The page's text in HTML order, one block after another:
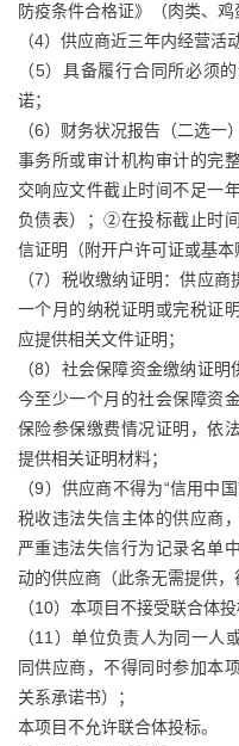
防疫条件合格证》（肉类、鸡
（4）供应商近三年内经营活
（5）具备履行合同所必须
诺；
（6）财务状况报告（二选
事务所或审计机构审计的完
交响应文件截止时间不足一
负债表）；②在投标截止时
信证明（附开户许可证或基本
（7）税收缴纳证明：供应
一个月的纳税证明或完税证
应提供相关文件证明；
（8）社会保障资金缴纳证
今至少一个月的社会保障资
保险参保缴费情况证明，依
提供相关证明材料；
（9）供应商不得为“信用中
税收违法失信主体的供应商
严重违法失信行为记录名单
动的供应商（此条无需提供，
（10）本项目不接受联合体
（11）单位负责人为同一人
同供应商，不得同时参加本
关系承诺书）；
本项目不允许联合体投标。